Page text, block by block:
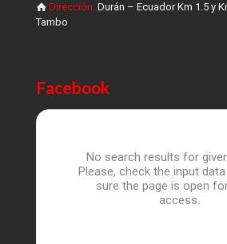
Dirección: Durán – Ecuador Km 1.5 y
Tambo
Facebook
No search results for
Please, check the input
sure the page is open
access.